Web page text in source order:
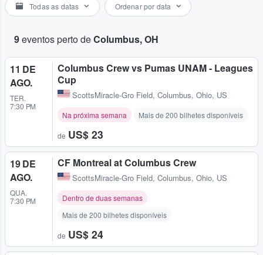
Todas as datas Ordenar por data
9eventos perto deColumbus, OH
11 DE
AGO.
TER.
7:30 PM
Columbus Crew vs Pumas UNAM - Leagues
Cup
ScottsMiracle-Gro Field, Columbus, Ohio, US
Na próxima semana Mais de 200 bilhetes disponíveis
de US$ 23
19 DE
AGO.
QUA.
7:30 PM
CF Montreal at Columbus Crew
ScottsMiracle-Gro Field, Columbus, Ohio, US
Dentro de duas semanas
Mais de 200 bilhetes disponíveis
de US$ 24